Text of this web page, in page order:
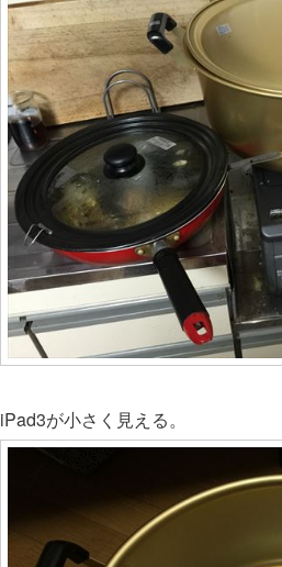
iPad3が小さく見える。